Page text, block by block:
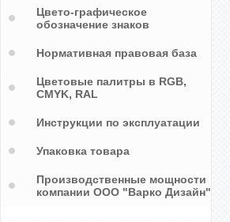
Цвето-графическое
обозначение знаков
Нормативная правовая база
Цветовые палитры в RGB,
CMYK, RAL
Инструкции по эксплуатации
Упаковка товара
Производственные мощности
компании ООО "Варко Дизайн"